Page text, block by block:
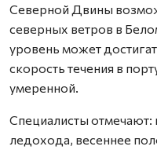
Северной Двины
северных ветров в
уровень может
скорость течения в
умеренной.
Специалисты отмечают:
ледохода, весеннее